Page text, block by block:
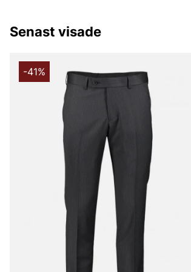
fester eller något annat tillfälle.
Andra populära varumärken:
Oscar Jacobson
Senast visade
-41%